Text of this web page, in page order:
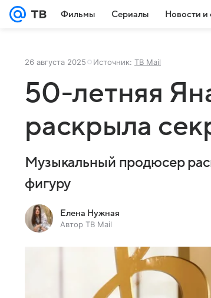
Фильмы Сериалы Новости и
26 августа 2025 Источник: ТВ Mail
50-летняя
раскрыла
Музыкальный продюсер
фигуру
Елена Нужная
Автор ТВ Mail